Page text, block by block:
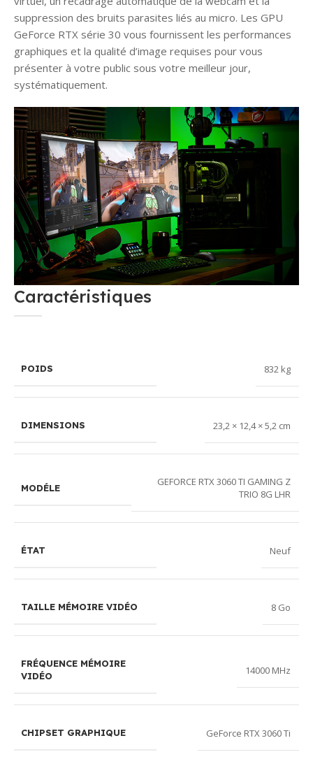
suppression des bruits parasites liés au micro. Les GPU
GeForce RTX série 30 vous fournissent les performances
graphiques et la qualité d’image requises pour vous
présenter à votre public sous votre meilleur jour,
systématiquement.
Caractéristiques
POIDS 832 kg
DIMENSIONS 23,2 × 12,4 × 5,2 cm
MODÉLE
GEFORCE RTX 3060 TI GAMING Z
TRIO 8G LHR
ÉTAT Neuf
TAILLE MÉMOIRE VIDÉO 8 Go
FRÉQUENCE MÉMOIRE
VIDÉO
14000 MHz
CHIPSET GRAPHIQUE GeForce RTX 3060 Ti